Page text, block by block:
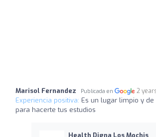
Marisol Fernandez Publicada en 2
Experiencia positiva: Es un lugar limpio y
para hacerte tus estudios
Health Digna Los Mochis